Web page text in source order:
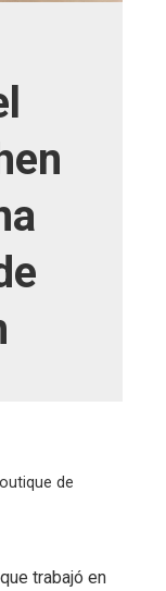
de
trabajó en